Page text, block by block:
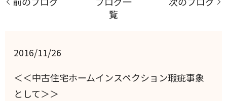
覧
2016/11/26
＜＜中古住宅ホームインスペクション瑕疵事象
として＞＞